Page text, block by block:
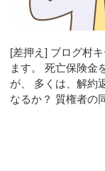
[差押え] ブログ村
ます。 死亡保険金
が、 多くは、解約
なるか？ 質権者の